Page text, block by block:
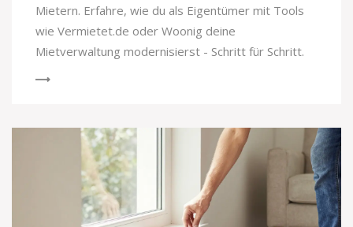
Mietern. Erfahre, wie du als Eigentümer mit Tools
wie Vermietet.de oder Woonig deine
Mietverwaltung modernisierst - Schritt für Schritt.